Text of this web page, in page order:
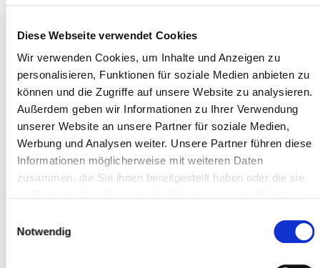
Diese Webseite verwendet Cookies
Wir verwenden Cookies, um Inhalte und Anzeigen zu
personalisieren, Funktionen für soziale Medien anbieten zu
können und die Zugriffe auf unsere Website zu analysieren.
Außerdem geben wir Informationen zu Ihrer Verwendung
unserer Website an unsere Partner für soziale Medien,
Werbung und Analysen weiter. Unsere Partner führen diese
Informationen möglicherweise mit weiteren Daten
zusammen, die Sie ihnen bereitgestellt haben oder die sie
Notwendig
Type *
Adresse ligne 1 *
Code postal *